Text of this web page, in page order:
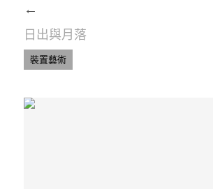
←
日出與月落
裝置藝術